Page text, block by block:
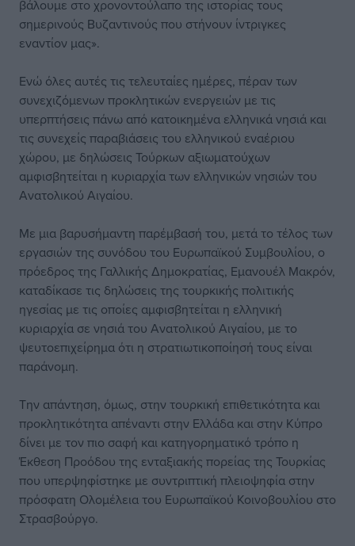
βάλουμε στο χρονοντούλαπο της ιστορίας τους
σημερινούς Βυζαντινούς που στήνουν ίντριγκες
εναντίον μας».
Ενώ όλες αυτές τις τελευταίες ημέρες, πέραν των
συνεχιζόμενων προκλητικών ενεργειών με τις
υπερπτήσεις πάνω από κατοικημένα ελληνικά νησιά και
τις συνεχείς παραβιάσεις του ελληνικού εναέριου
χώρου, με δηλώσεις Τούρκων αξιωματούχων
αμφισβητείται η κυριαρχία των ελληνικών νησιών του
Ανατολικού Αιγαίου.
Με μια βαρυσήμαντη παρέμβασή του, μετά το τέλος των
εργασιών της συνόδου του Ευρωπαϊκού Συμβουλίου, ο
πρόεδρος της Γαλλικής Δημοκρατίας, Εμανουέλ Μακρόν,
καταδίκασε τις δηλώσεις της τουρκικής πολιτικής
ηγεσίας με τις οποίες αμφισβητείται η ελληνική
κυριαρχία σε νησιά του Ανατολικού Αιγαίου, με το
ψευτοεπιχείρημα ότι η στρατιωτικοποίησή τους είναι
παράνομη.
Την απάντηση, όμως, στην τουρκική επιθετικότητα και
προκλητικότητα απέναντι στην Ελλάδα και στην Κύπρο
δίνει με τον πιο σαφή και κατηγορηματικό τρόπο η
Έκθεση Προόδου της ενταξιακής πορείας της Τουρκίας
που υπερψηφίστηκε με συντριπτική πλειοψηφία στην
πρόσφατη Ολομέλεια του Ευρωπαϊκού Κοινοβουλίου στο
Στρασβούργο.